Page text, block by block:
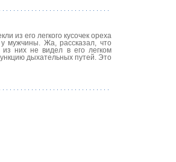
из его легкого кусочек ореха
мужчины. Жа, рассказал, что
них не видел в его легком
дыхательных путей. Это